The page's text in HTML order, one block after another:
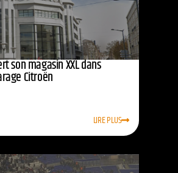
son magasin XXL dans
Citroën
LIRE PLUS